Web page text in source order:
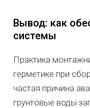
Вывод: как
системы
Практика
герметике при
частая причина
грунтовые воды